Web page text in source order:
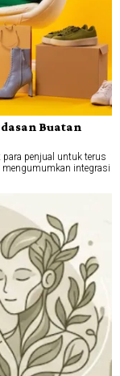
Buatan
penjual untuk terus
mengumumkan integrasi